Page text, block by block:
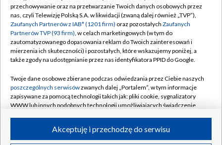
Sklep TVP
Biuro Reklamy
Oferta Handlowa
Telegazeta ogłoszenia
Rada Programowa
Ogłoszenia przetargowe
Akademia Telewizyjna
Informacje o nadawcy
Polityka prywatności
Moje zgody
Biuro reklamy
Kontakt
Kanały
©2026 Telewizja Polska Spółka Akcyjna w likwidacji
przechowywanie oraz na przetwarzanie Twoich danych osobowych przez
nas, czyli Telewizję Polską S.A. w likwidacji (zwaną dalej również „TVP”),
Zaufanych Partnerów z IAB* (1201 firm) oraz pozostałych Zaufanych
Partnerów TVP (93 firm), w celach marketingowych (w tym do
zautomatyzowanego dopasowania reklam do Twoich zainteresowań i
mierzenia ich skuteczności) i pozostałych, które wskazujemy poniżej, a
także zgody na udostępnianie przez nas identyfikatora PPID do Google.
Twoje dane osobowe zbierane podczas odwiedzania przez Ciebie naszych
poszczególnych serwisówzwanych dalej „Portalem”, w tym informacje
zapisywane za pomocą technologii takich jak: pliki cookie, sygnalizatory
WWW lub innych podobnych technologii umożliwiających świadczenie
ruchu w Internecie.Akceptuję i przechodzę do serwisu